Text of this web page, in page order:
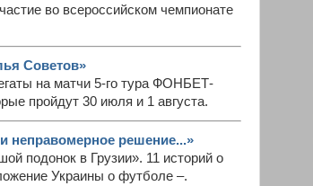
во всероссийском чемпионате
Советов»
на матчи 5-го тура ФОНБЕТ-
пройдут 30 июля и 1 августа.
неправомерное решение...»
подонок в Грузии». 11 историй о
Украины о футболе –.